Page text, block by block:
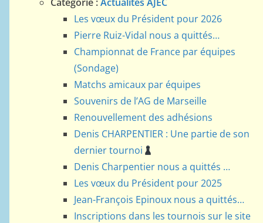
Les vœux du Président pour 2026
Pierre Ruiz-Vidal nous a quittés…
Championnat de France par équipes
(Sondage)
Matchs amicaux par équipes
Souvenirs de l’AG de Marseille
Renouvellement des adhésions
Denis CHARPENTIER : Une partie de son
dernier tournoi
Denis Charpentier nous a quittés …
Les vœux du Président pour 2025
Jean-François Epinoux nous a quittés…
Inscriptions dans les tournois sur le site